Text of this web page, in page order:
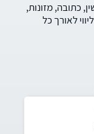
כתובה, מזונות,
לאורך כל